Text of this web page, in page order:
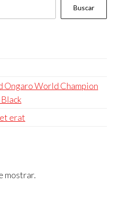
Buscar
Ongaro World Champion
erat
mostrar.